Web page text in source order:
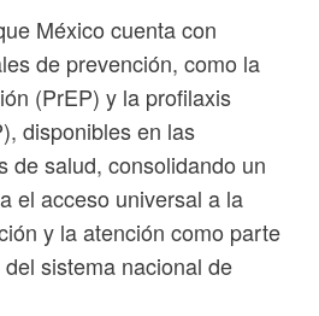
México cuenta con
de prevención, como la
(PrEP) y la profilaxis
disponibles en las
de salud, consolidando un
el acceso universal a la
y la atención como parte
sistema nacional de